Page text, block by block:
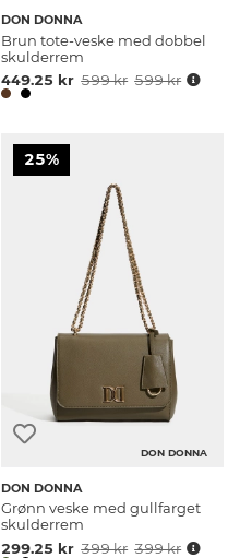
DON DONNA
Brun tote-veske med dobbel
skulderrem
449.25 kr 599 kr 599 kr
25%
DON DONNA
DON DONNA
Grønn veske med gullfarget
skulderrem
299.25 kr 399 kr 399 kr